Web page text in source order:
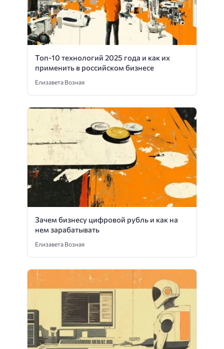
Топ-10 технологий 2025 года и как их
применить в российском бизнесе
Елизавета Возная
Зачем бизнесу цифровой рубль и как на
нем зарабатывать
Елизавета Возная